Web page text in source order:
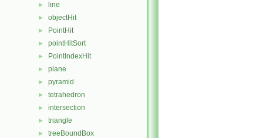
► line
► objectHit
► PointHit
► pointHitSort
► PointIndexHit
► plane
► pyramid
► tetrahedron
► intersection
► triangle
► treeBoundBox